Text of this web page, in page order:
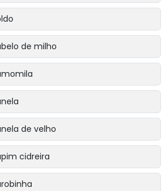
de milho
de velho
cidreira